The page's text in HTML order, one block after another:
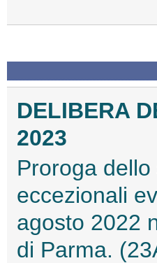
DELIBERA
2023
Proroga
eccezionali
agosto 2022
di Parma.